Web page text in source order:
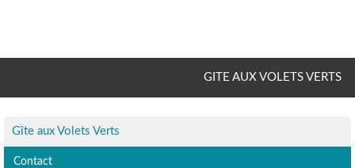
GITE AUX VOLETS VERTS
Gîte aux Volets Verts
Contact